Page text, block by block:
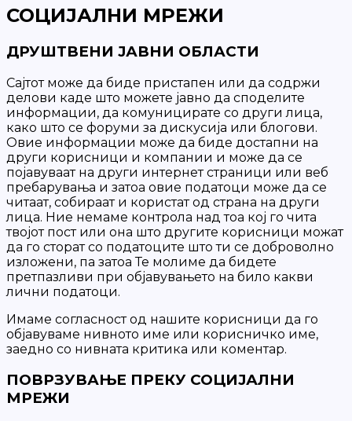
СОЦИЈАЛНИ МРЕЖИ
ДРУШТВЕНИ ЈАВНИ ОБЛАСТИ
Сајтот може да биде пристапен или да содржи
делови каде што можете јавно да споделите
информации, да комуницирате со други лица,
како што се форуми за дискусија или блогови.
Овие информации може да биде достапни на
други корисници и компании и може да се
појавуваат на други интернет страници или веб
пребарувања и затоа овие податоци може да се
читаат, собираат и користат од страна на други
лица. Ние немаме контрола над тоа кој го чита
твојот пост или она што другите корисници можат
да го сторат со податоците што ти се доброволно
изложени, па затоа Те молиме да бидете
претпазливи при објавувањето на било какви
лични податоци.
Имаме согласност од нашите корисници да го
објавуваме нивното име или корисничко име,
заедно со нивната критика или коментар.
ПОВРЗУВАЊЕ ПРЕКУ СОЦИЈАЛНИ
МРЕЖИ